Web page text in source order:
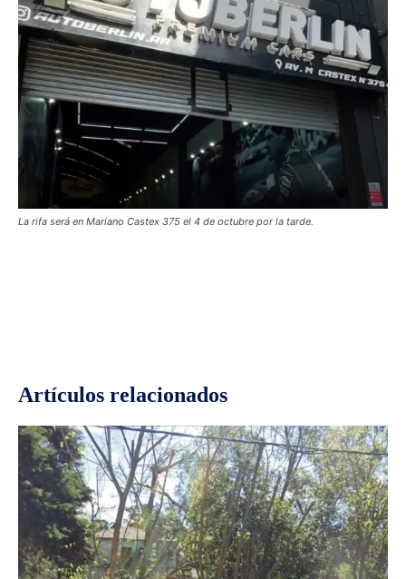
La rifa será en Mariano Castex 375 el 4 de octubre por la tarde.
Artículos relacionados